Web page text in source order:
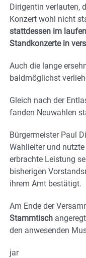
Dirigentin verlauten,
Konzert wohl nicht
stattdessen im
Standkonzerte in
Auch die lange
baldmöglichst
Gleich nach der
fanden Neuwahlen
Bürgermeister Paul
Wahlleiter und
erbrachte Leistung
bisherigen
ihrem Amt bestätigt.
Am Ende der
Stammtisch
den anwesenden
jar